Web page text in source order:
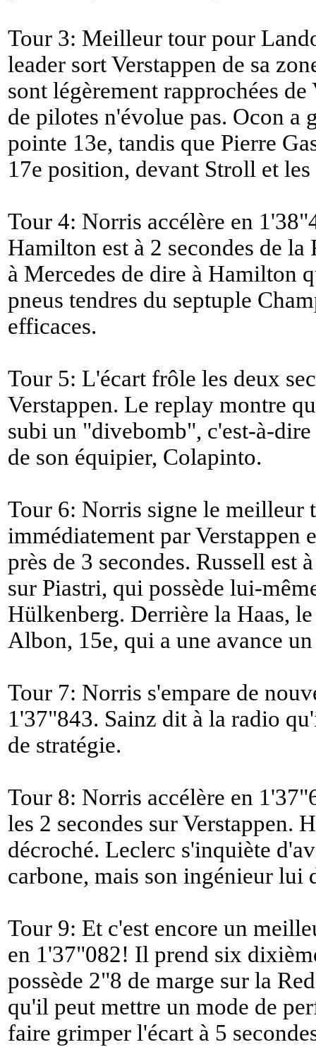
Tour 3: Meilleur tour pour
leader sort Verstappen de sa
sont légèrement rapprochées
de pilotes n'évolue pas. Ocon a
pointe 13e, tandis que Pierre
17e position, devant Stroll et
Tour 4: Norris accélère en
Hamilton est à 2 secondes de
à Mercedes de dire à Hamilton
pneus tendres du septuple
efficaces.
Tour 5: L'écart frôle les deux
Verstappen. Le replay montre
subi un "divebomb", c'est-à-
de son équipier, Colapinto.
Tour 6: Norris signe le meilleur
immédiatement par Verstappen
près de 3 secondes. Russell est
sur Piastri, qui possède lui-
Hülkenberg. Derrière la Haas,
Albon, 15e, qui a une avance
Tour 7: Norris s'empare de
1'37"843. Sainz dit à la radio
de stratégie.
Tour 8: Norris accélère en
les 2 secondes sur Verstappen.
décroché. Leclerc s'inquiète
carbone, mais son ingénieur lui
Tour 9: Et c'est encore un
en 1'37"082! Il prend six
possède 2"8 de marge sur la
qu'il peut mettre un mode de
faire grimper l'écart à 5